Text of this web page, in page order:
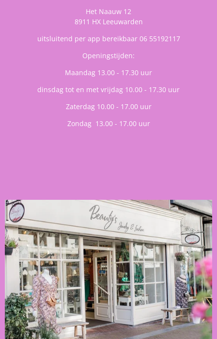
Het Naauw 12
8911 HX Leeuwarden
uitsluitend per app bereikbaar 06 55192117
Openingstijden:
Maandag 13.00 - 17.30 uur
dinsdag tot en met vrijdag 10.00 - 17.30 uur
Zaterdag 10.00 - 17.00 uur
Zondag 13.00 - 17.00 uur